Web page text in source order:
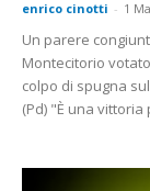
enrico cinotti - 1
Un parere
Montecitorio
colpo di spugna
(Pd) "È una